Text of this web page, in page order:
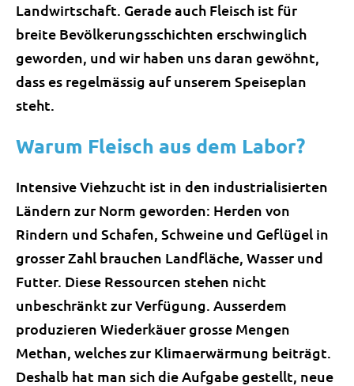
Landwirtschaft. Gerade auch Fleisch ist für
breite Bevölkerungsschichten erschwinglich
geworden, und wir haben uns daran gewöhnt,
dass es regelmässig auf unserem Speiseplan
steht.
Warum Fleisch aus dem Labor?
Intensive Viehzucht ist in den industrialisierten
Ländern zur Norm geworden: Herden von
Rindern und Schafen, Schweine und Geflügel in
grosser Zahl brauchen Landfläche, Wasser und
Futter. Diese Ressourcen stehen nicht
unbeschränkt zur Verfügung. Ausserdem
produzieren Wiederkäuer grosse Mengen
Methan, welches zur Klimaerwärmung beiträgt.
Deshalb hat man sich die Aufgabe gestellt, neue